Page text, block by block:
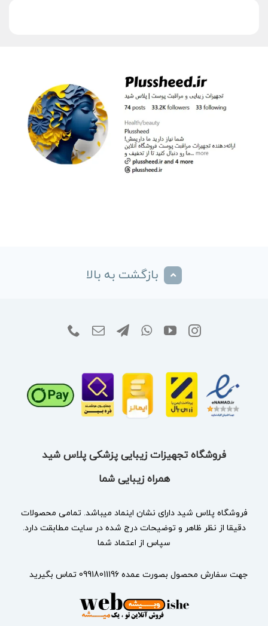
بازگشت به بالا
فروشگاه تجهیزات زیبایی پزشکی پلاس شید
همراه زیبایی شما
فروشگاه پلاس شید دارای نشان اینماد میباشد. تمامی محصولات
دقیقا از نظر ظاهر و توضیحات درج شده در سایت مطابقت دارد.
سپاس از اعتماد شما
جهت سفارش محصول بصورت عمده 09918011196 تماس بگیرید